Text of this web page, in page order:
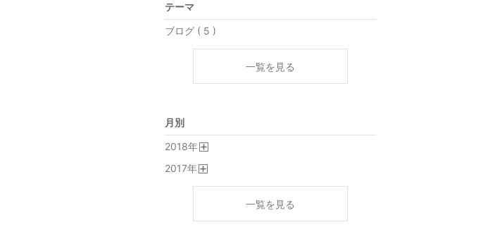
テーマ
ブログ ( 5 )
一覧を見る
月別
2018年
2017年
一覧を見る